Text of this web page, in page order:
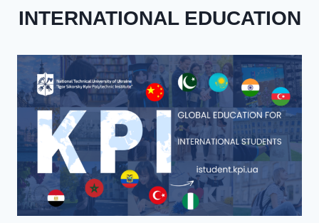
INTERNATIONAL EDUCATION